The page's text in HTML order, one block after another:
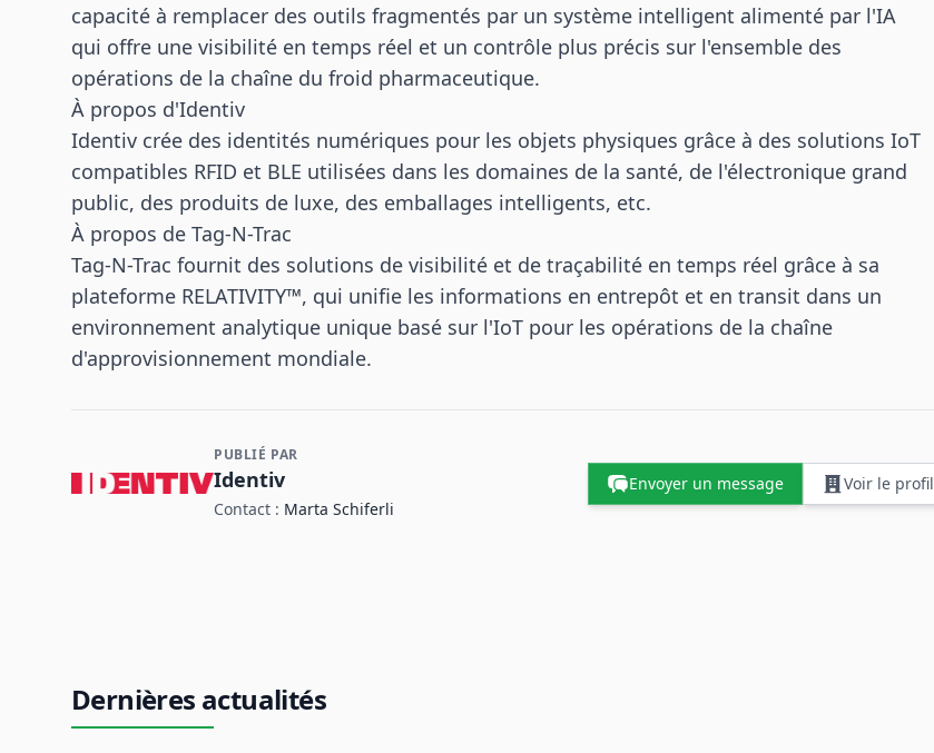
capacité à remplacer des outils fragmentés par un système intelligent alimenté par l'IA
qui offre une visibilité en temps réel et un contrôle plus précis sur l'ensemble des
opérations de la chaîne du froid pharmaceutique.
À propos d'Identiv
Identiv crée des identités numériques pour les objets physiques grâce à des solutions IoT
compatibles RFID et BLE utilisées dans les domaines de la santé, de l'électronique grand
public, des produits de luxe, des emballages intelligents, etc.
À propos de Tag-N-Trac
Tag-N-Trac fournit des solutions de visibilité et de traçabilité en temps réel grâce à sa
plateforme RELATIVITY™, qui unifie les informations en entrepôt et en transit dans un
environnement analytique unique basé sur l'IoT pour les opérations de la chaîne
d'approvisionnement mondiale.
Contact et informations sur l'entreprise
PUBLIÉ PAR
Identiv
Contact : Marta Schiferli
Envoyer un message Voir le profil
Dernières actualités